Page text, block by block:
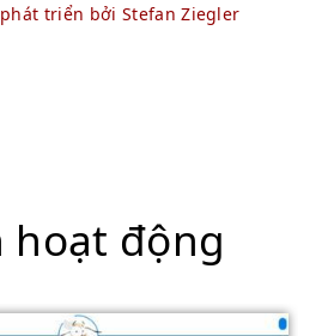
triển bởi Stefan Ziegler
hoạt động